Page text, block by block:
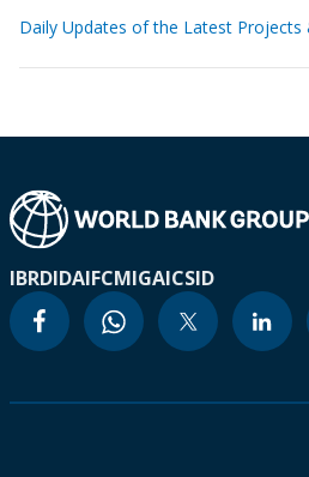
Daily Updates of the Latest Projects
IBRDIDAIFCMIGAICSID